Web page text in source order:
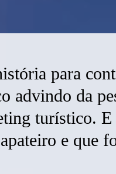
para
da
turístico.
e que